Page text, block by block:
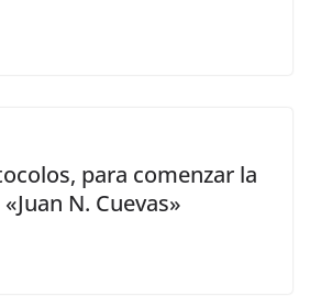
para comenzar la
N. Cuevas»